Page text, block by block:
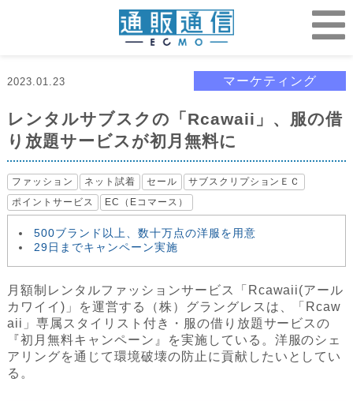
2023.01.23 マーケティング
レンタルサブスクの「Rcawaii」、服の借
り放題サービスが初月無料に
ファッション ネット試着 セール
サブスクリプションＥＣ
ポイントサービス
EC（Eコマース）
500ブランド以上、数十万点の洋服を用意
29日までキャンペーン実施
月額制レンタルファッションサービス「Rcawaii(アール
カワイイ)」を運営する（株）グラングレスは、「Rcaw
aii」専属スタイリスト付き・服の借り放題サービスの
『初月無料キャンペーン』を実施している。洋服のシェ
アリングを通じて環境破壊の防止に貢献したいとしてい
る。